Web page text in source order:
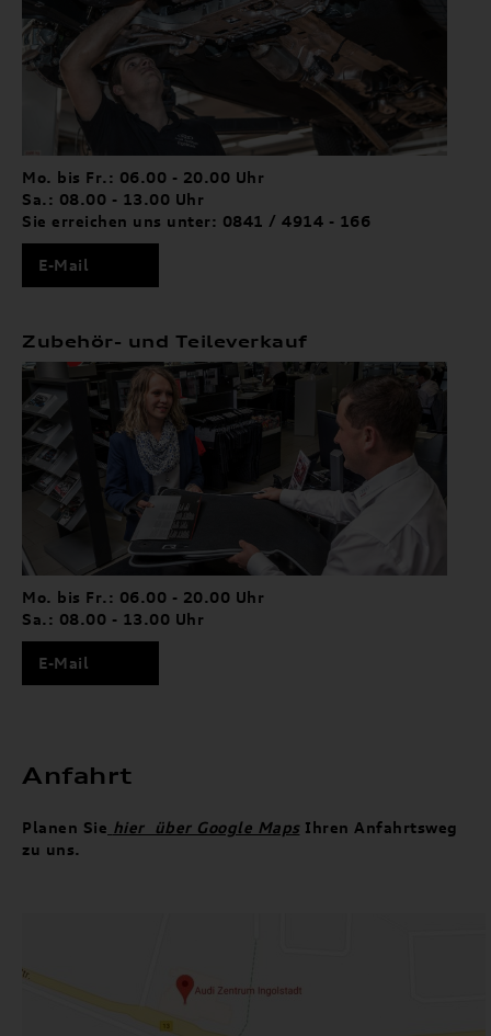
Mo. bis Fr.: 06.00 - 20.00 Uhr
Sa.: 08.00 - 13.00 Uhr
Sie erreichen uns unter: 0841 / 4914 - 166
E-Mail
Zubehör- und Teileverkauf
Mo. bis Fr.: 06.00 - 20.00 Uhr
Sa.: 08.00 - 13.00 Uhr
E-Mail
Anfahrt
Planen Sie hier über Google Maps Ihren Anfahrtsweg
zu uns.